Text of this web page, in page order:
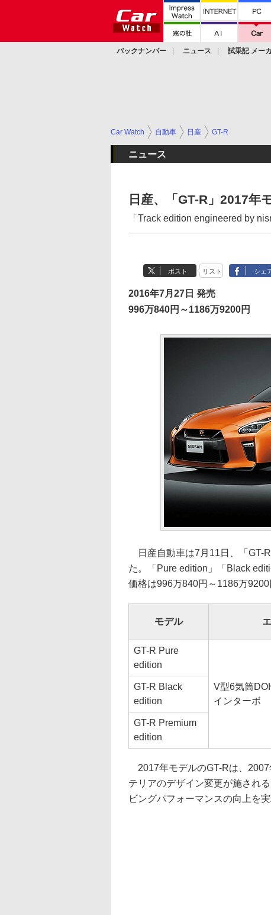
バックナンバー ニュース 試乗記 メー
Car Watch 自動車 日産 GT-R
ニュース
日産、「GT-R」2017年
「Track edition engineered by
ポスト リスト シェ
2016年7月27日 発売
996万840円～1186万9200円
日産自動車は7月11日、「GT-
た。「Pure edition」「Black
価格は996万840円～1186万9200
モデル
GT-R Pure
edition
V型6気筒
インターボ
GT-R Black
edition
GT-R Premium
edition
2017年モデルのGT-Rは、
テリアのデザイン変更が施され
ビングパフォーマンスの向上を実